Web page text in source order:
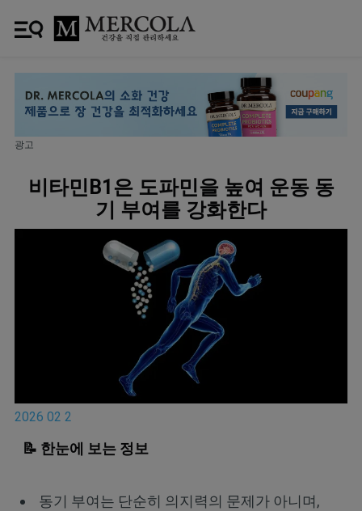
광고
비타민B1은 도파민을 높여 운동 동
기 부여를 강화한다
2026 02 2
📝 한눈에 보는 정보
동기 부여는 단순히 의지력의 문제가 아니며,